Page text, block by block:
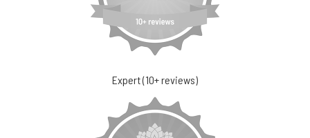
Expert (10+ reviews)